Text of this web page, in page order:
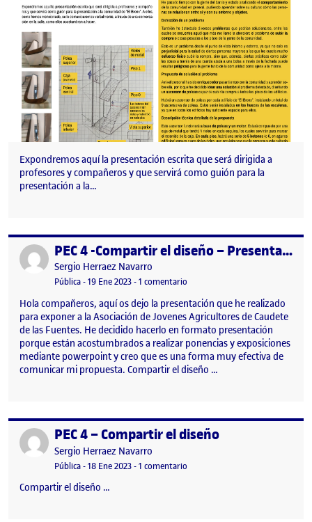
Expondremos aquí la presentación escrita que será dirigida a
profesores y compañeros y que servirá como guión para la
presentación a la…
Publicado por PEC 4 -Compartir el diseño – Presentación
Publicado por
Sergio Herraez Navarro
Visibilidad:
Pública-Fecha de publicación
19 Ene 2023-1 comentario
Hola compañeros, aquí os dejo la presentación que he realizado
para exponer a la Asociación de Jovenes Agricultores de Caudete
de las Fuentes. He decidido hacerlo en formato presentación
porque están acostumbrados a realizar ponencias y exposiciones
mediante powerpoint y creo que es una forma muy efectiva de
comunicar mi propuesta. Compartir el diseño …
Publicado porPEC 4 – Compartir el diseño
Publicado por
Sergio Herraez Navarro
Visibilidad:
Pública-Fecha de publicación
18 Ene 202318 enero, 2023 8:22 pm
-1 comentario
Compartir el diseño …